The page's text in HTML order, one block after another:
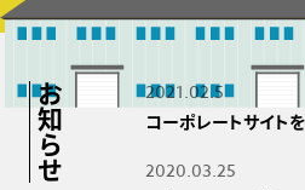
お知らせ 2021.02.5
コーポレートサイト
2020.03.25